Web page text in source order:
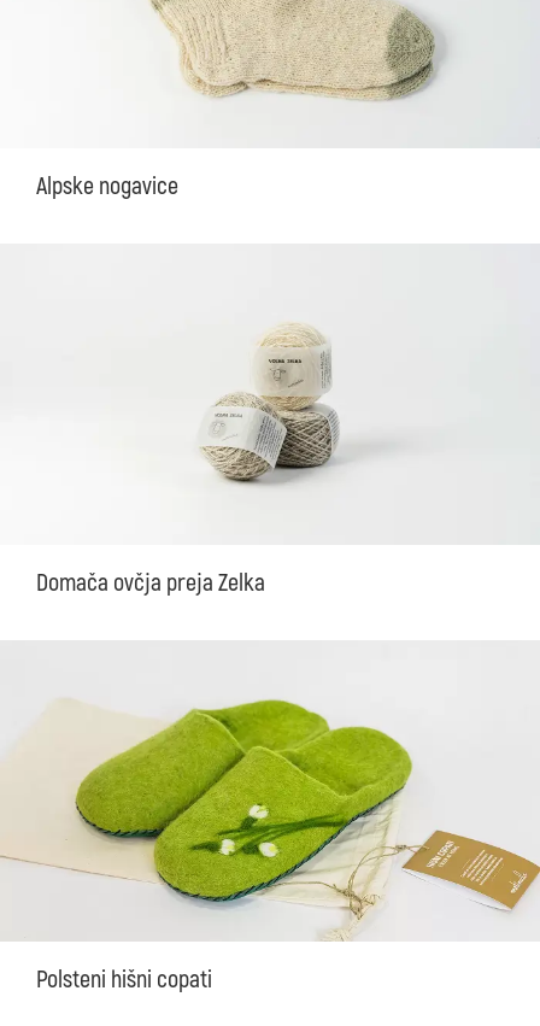
Alpske nogavice
Domača ovčja preja Zelka
Polsteni hišni copati